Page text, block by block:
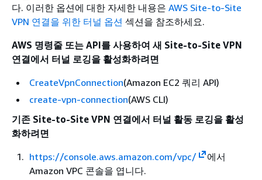
다. 이러한 옵션에 대한 자세한 내용은 AWS Site-to-Site
VPN 연결을 위한 터널 옵션 섹션을 참조하세요.
AWS 명령줄 또는 API를 사용하여 새 Site-to-Site VPN
연결에서 터널 로깅을 활성화하려면
CreateVpnConnection(Amazon EC2 쿼리 API)
create-vpn-connection(AWS CLI)
기존 Site-to-Site VPN 연결에서 터널 활동 로깅을 활성
화하려면
https://console.aws.amazon.com/vpc/
에서
Amazon VPC 콘솔을 엽니다.